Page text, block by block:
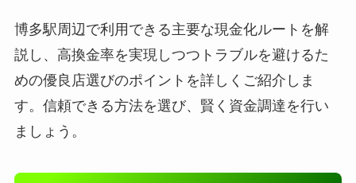
博多駅周辺で利用できる主要な現金化ルートを解
説し、高換金率を実現しつつトラブルを避けるた
めの優良店選びのポイントを詳しくご紹介しま
す。信頼できる方法を選び、賢く資金調達を行い
ましょう。